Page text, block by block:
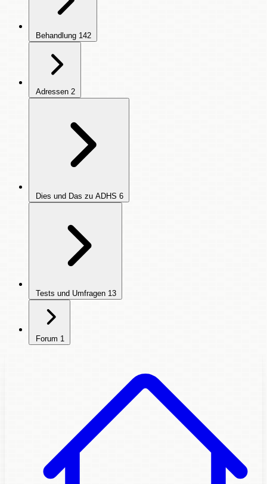
Behandlung 142
Adressen 2
Dies und Das zu ADHS 6
Tests und Umfragen 13
Forum 1